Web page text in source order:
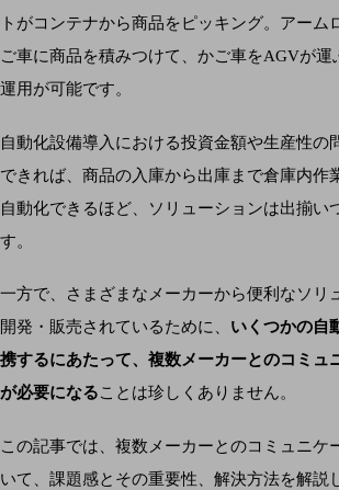
トがコンテナから商品をピッキング。アーム
ご車に商品を積みつけて、かご車をAGVが運
運用が可能です。
自動化設備導入における投資金額や生産性の
できれば、商品の入庫から出庫まで倉庫内作
自動化できるほど、ソリューションは出揃い
す。
一方で、さまざまなメーカーから便利なソリ
開発・販売されているために、 いくつかの自
携するにあたって、複数メーカーとのコミュ
が必要になることは珍しくありません。
この記事では、複数メーカーとのコミュニケ
いて、課題感とその重要性、解決方法を解説